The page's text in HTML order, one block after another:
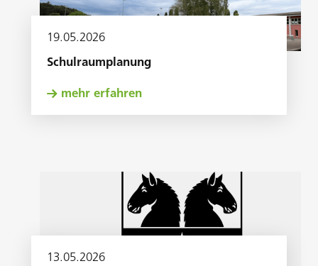
19.05.2026
Schulraumplanung
mehr erfahren
13.05.2026